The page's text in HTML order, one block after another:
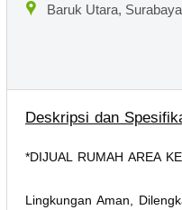
Baruk Utara,
Deskripsi dan
*DIJUAL RUMAH AREA
Lingkungan Aman,